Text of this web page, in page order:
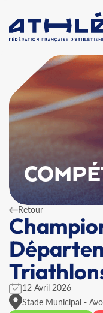
Retour
12 Avril 2026
Stade Municipal -